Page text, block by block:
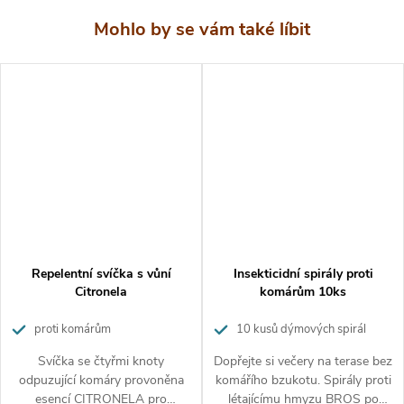
Nekopírujte texty ani fotografie.Tento text je chráněn
Repelentní svíčka s vůní
Citronela
proti komárům
Svíčka se čtyřmi knoty
odpuzující komáry provoněna
esencí CITRONELA pro
Insekticidní spirály proti
komárům 10ks
10 kusů dýmových spirál
Dopřejte si večery na terase bez
komářího bzukotu. Spirály proti
létajícímu hmyzu BROS po